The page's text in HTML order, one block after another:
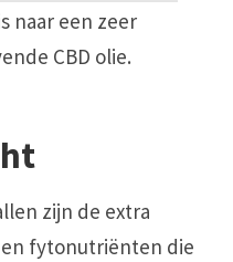
naar een zeer
CBD olie.
zijn de extra
fytonutriënten die